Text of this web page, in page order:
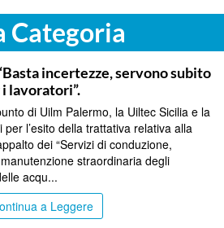
Categoria
incertezze, servono subito
lavoratori”.
di Uilm Palermo, la Uiltec Sicilia e la
l’esito della trattativa relativa alla
dei “Servizi di conduzione,
straordinaria degli
acqu...
a Leggere